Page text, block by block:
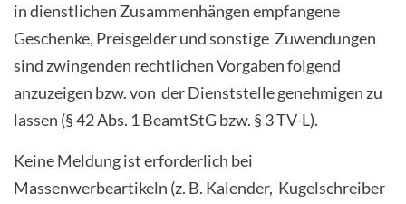
in dienstlichen Zusammenhängen empfangene
Geschenke, Preisgelder und sonstige Zuwendungen
sind zwingenden rechtlichen Vorgaben folgend
anzuzeigen bzw. von der Dienststelle genehmigen zu
lassen (§ 42 Abs. 1 BeamtStG bzw. § 3 TV-L).
Keine Meldung ist erforderlich bei
Massenwerbeartikeln (z. B. Kalender, Kugelschreiber